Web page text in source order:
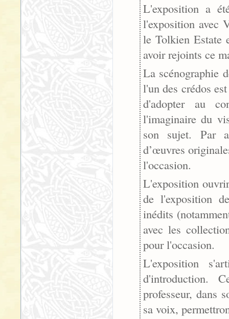
L'exposition a
l'exposition avec
le Tolkien Estate
avoir rejoints ce
La scénographie
l'un des crédos
d'adopter au
l'imaginaire du
son sujet. Par
d’œuvres
l'occasion.
L'exposition
de l'exposition
inédits
avec les
pour l'occasion.
L'exposition
d'introduction.
professeur, dans
sa voix,